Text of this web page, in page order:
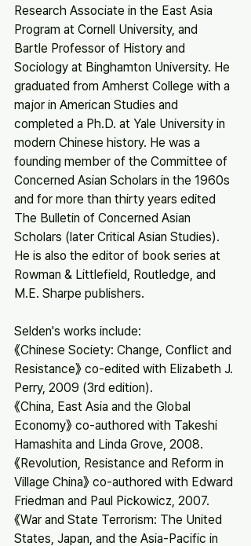
Research Associate in the East Asia
Program at Cornell University, and
Bartle Professor of History and
Sociology at Binghamton University. He
graduated from Amherst College with a
major in American Studies and
completed a Ph.D. at Yale University in
modern Chinese history. He was a
founding member of the Committee of
Concerned Asian Scholars in the 1960s
and for more than thirty years edited
The Bulletin of Concerned Asian
Scholars (later Critical Asian Studies).
He is also the editor of book series at
Rowman & Littlefield, Routledge, and
M.E. Sharpe publishers.
Selden's works include:
《Chinese Society: Change, Conflict and
Resistance》 co-edited with Elizabeth J.
Perry, 2009 (3rd edition).
《China, East Asia and the Global
Economy》 co-authored with Takeshi
Hamashita and Linda Grove, 2008.
《Revolution, Resistance and Reform in
Village China》 co-authored with Edward
Friedman and Paul Pickowicz, 2007.
《War and State Terrorism: The United
States, Japan, and the Asia-Pacific in